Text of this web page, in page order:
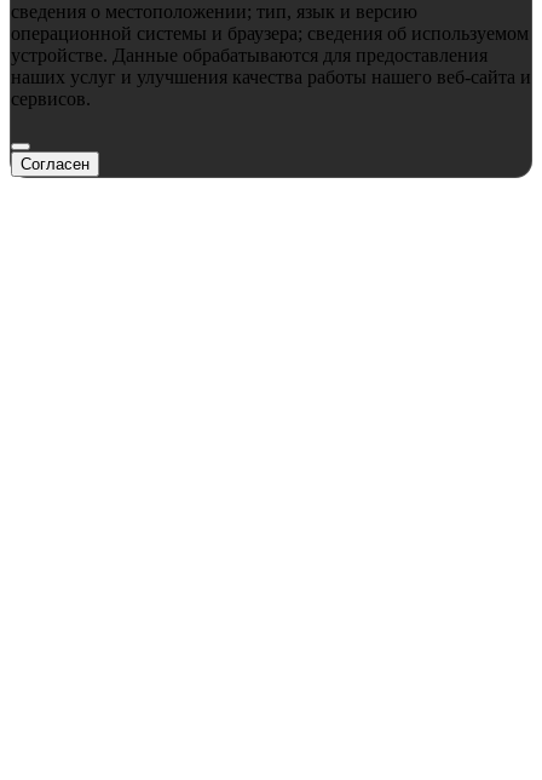
сведения о местоположении; тип, язык и версию
операционной системы и браузера; сведения об используемом
устройстве. Данные обрабатываются для предоставления
наших услуг и улучшения качества работы нашего веб-сайта и
сервисов.
Согласен